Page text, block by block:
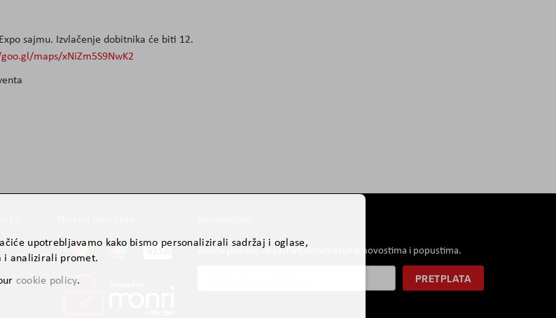
sajmu. Izvlačenje dobitnika će biti 12.
maps/xNiZm5S9NwK2
Budite prvi koji će saznati informacije o novostima i popustima.
PRETPLATA
upotrebljavamo kako bismo personalizirali sadržaj i oglase,
i analizirali promet.
cookie policy.